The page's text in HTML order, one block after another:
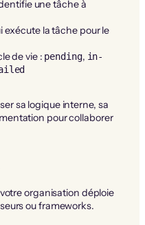
une tâche à
exécute la tâche pour le
de vie : pending, in-
sa logique interne, sa
pour collaborer
votre organisation déploie
ou frameworks.